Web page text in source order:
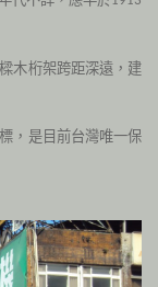
木桁架跨距深遠，建
，是目前台灣唯一保